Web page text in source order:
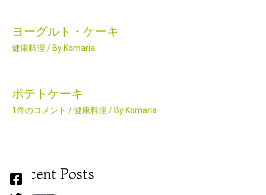
ヨーグルト・ケーキ
健康料理 / ByKomaria
ポテトケーキ
1件のコメント /健康料理 / ByKomaria
Recent Posts